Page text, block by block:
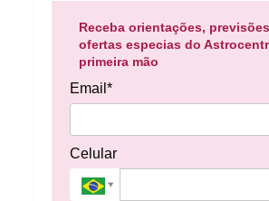
Receba orientações,
ofertas especias do
primeira mão
Email*
Celular